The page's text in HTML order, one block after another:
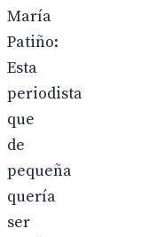
María
Patiño:
Esta
periodista
que
de
pequeña
quería
ser